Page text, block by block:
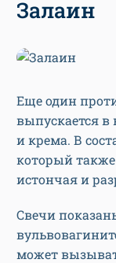
Залаин
Еще один
выпускается в
и крема. В
который также
истончая и
Свечи
может